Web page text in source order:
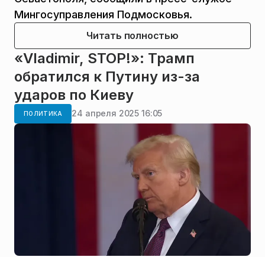
Мингосуправления Подмосковья.
Читать полностью
«Vladimir, STOP!»: Трамп
обратился к Путину из-за
ударов по Киеву
ПОЛИТИКА 24 апреля 2025 16:05